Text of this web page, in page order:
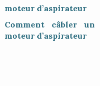
Comment câbler un
moteur d’aspirateur